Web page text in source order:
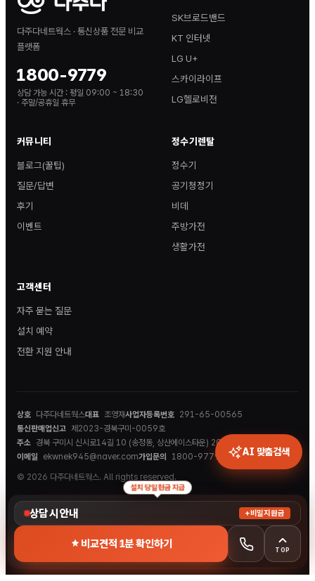
상담 시 안내 +비밀지원금
설치 당일 현금 지급
비교견적 1분 확인하기
TOP
다주다네트웍스 · 통신상품 전문 비교
플랫폼
1800-9779
상담 가능 시간 : 평일 09:00 ~ 18:30
· 주말/공휴일 휴무
SK브로드밴드
KT 인터넷
LG U+
스카이라이프
LG헬로비전
커뮤니티
블로그(꿀팁)
질문/답변
후기
이벤트
정수기렌탈
정수기
공기청정기
비데
주방가전
생활가전
고객센터
자주 묻는 질문
설치 예약
전환 지원 안내
상호 다주다네트웍스대표 조영재사업자등록번호 291-65-00565
통신판매업신고 제2023-경북구미-0059호
주소 경북 구미시 신시로14길 10 (송정동, 상산에이스타운) 202호
이메일
ekwnek945@naver.com가입문의 1800-9779
© 2026 다주다네트웍스. All rights reserved.
AI 맞춤검색